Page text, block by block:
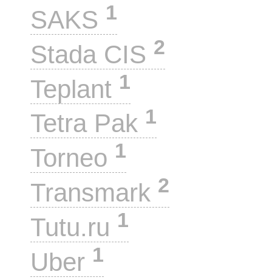
SAKS 1
Stada CIS 2
Teplant 1
Tetra Pak 1
Torneo 1
Transmark 2
Tutu.ru 1
Uber 1